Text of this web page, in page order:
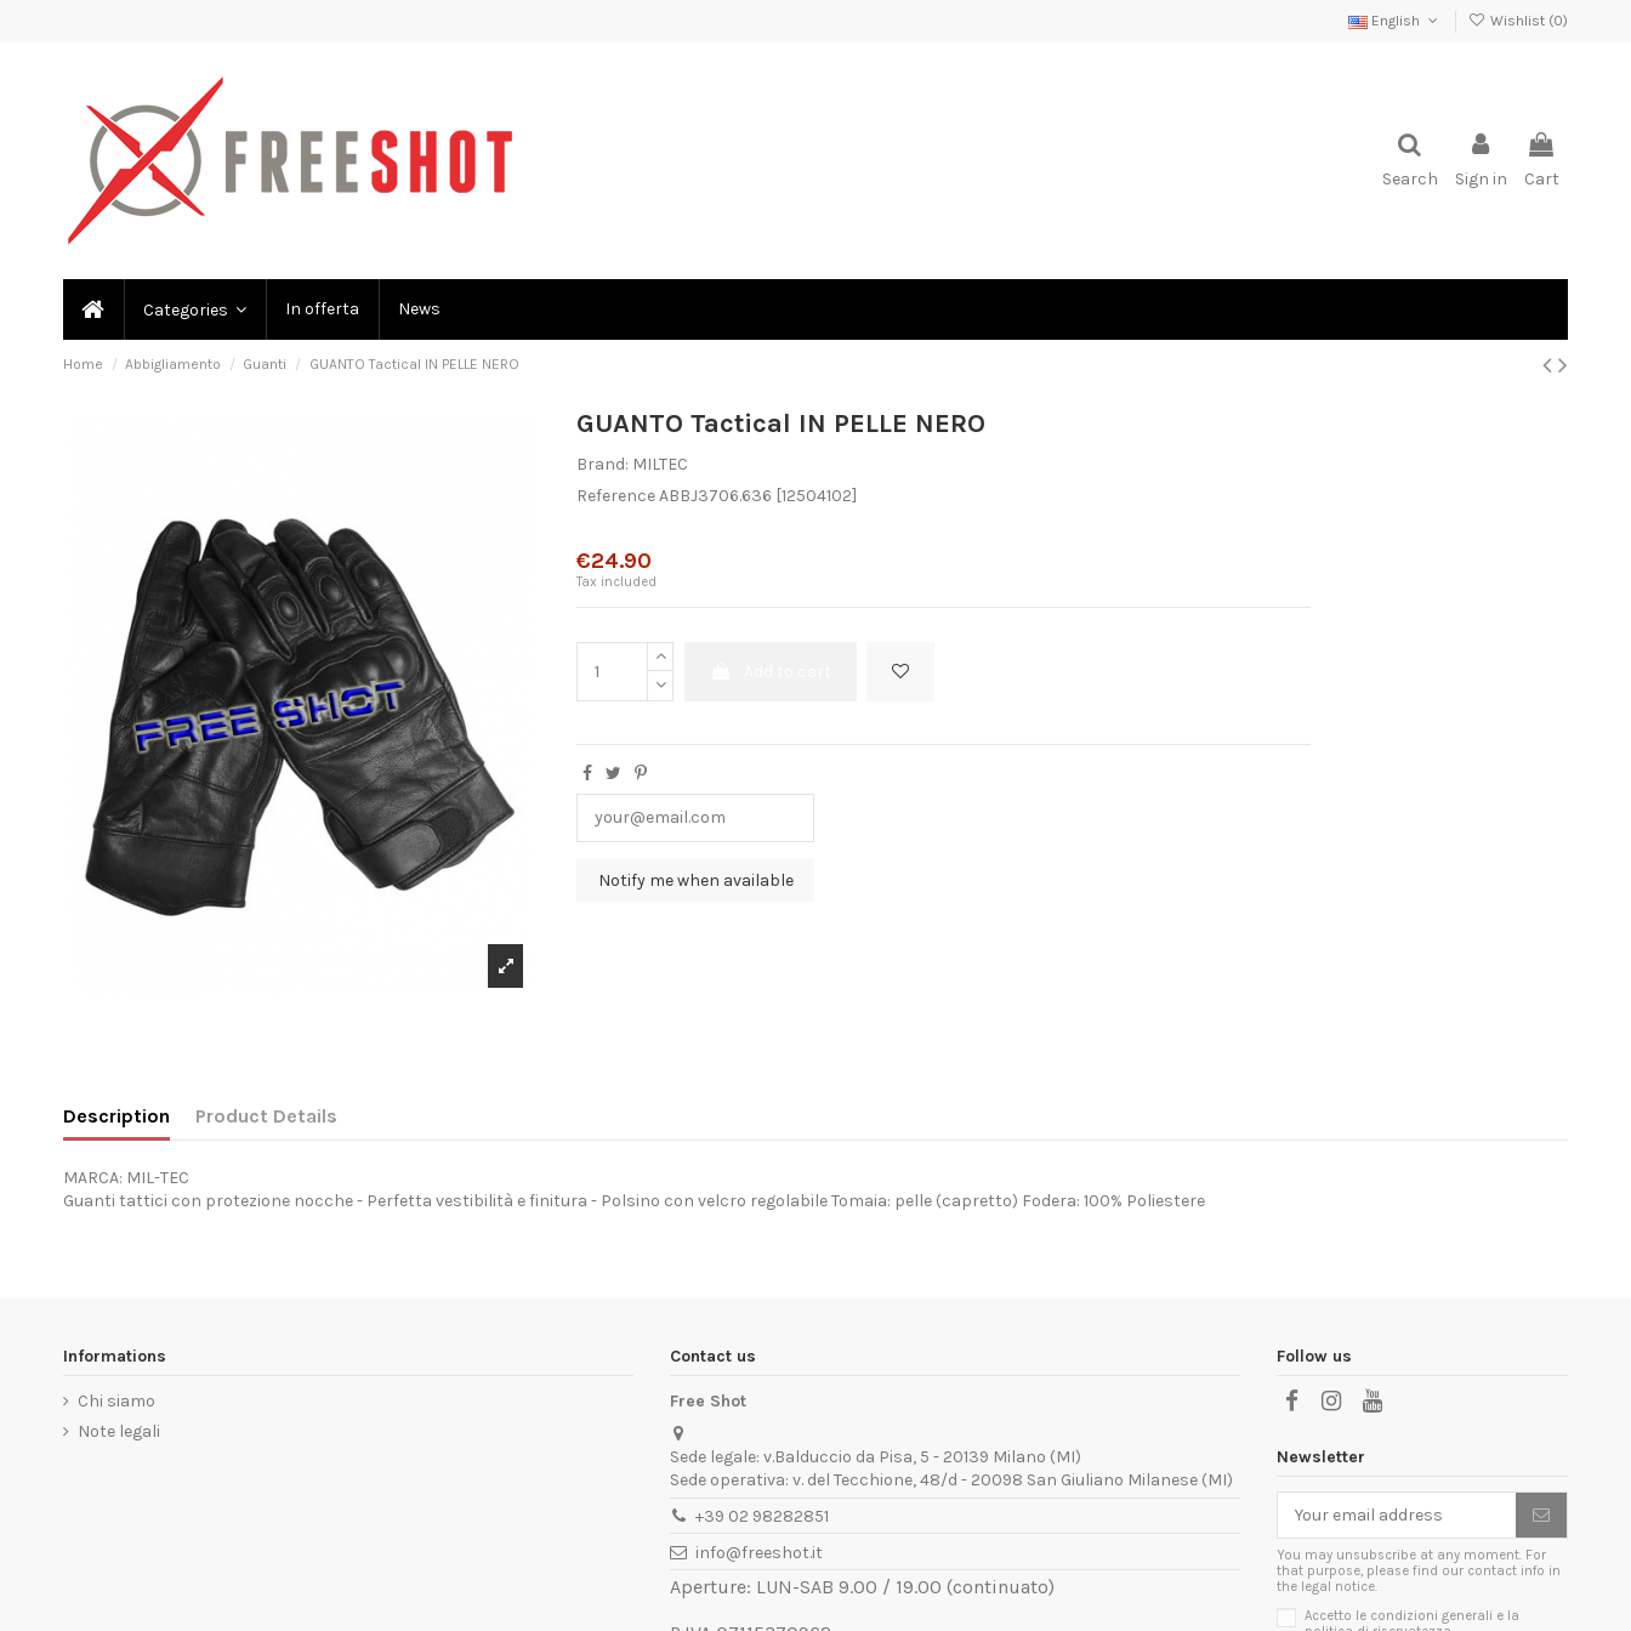
English Wishlist (0)
Search Sign in Cart
Categories In offerta News
Home Abbigliamento Guanti GUANTO Tactical IN PELLE NERO
GUANTO Tactical IN PELLE NERO
Brand: MILTEC
ReferenceABBJ3706.636 [12504102]
€24.90
Tax included
Description Product Details
MARCA: MIL-TEC
Guanti tattici con protezione nocche - Perfetta vestibilità e finitura - Polsino con velcro regolabile Tomaia: pelle (capretto) Fodera: 100% Poliestere
Informations
Chi siamo
Note legali
Contact us
Free Shot
Sede legale: v.Balduccio da Pisa, 5 - 20139 Milano (MI)
Sede operativa: v. del Tecchione, 48/d - 20098 San Giuliano Milanese (MI)
+39 02 98282851
info@freeshot.it
Aperture: LUN-SAB 9.00 / 19.00 (continuato)
Follow us
Newsletter
You may unsubscribe at any moment. For
that purpose, please find our contact info in
the legal notice.
Accetto le condizioni generali e la